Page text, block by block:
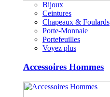
Bijoux
Ceintures
Chapeaux & Foulards
Porte-Monnaie
Portefeuilles
Voyez plus
Accessoires Hommes